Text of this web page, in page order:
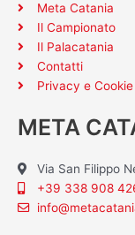
Meta Catania
Il Campionato
Il Palacatania
Contatti
Privacy e
META
Via San Filippo
+39 338 908